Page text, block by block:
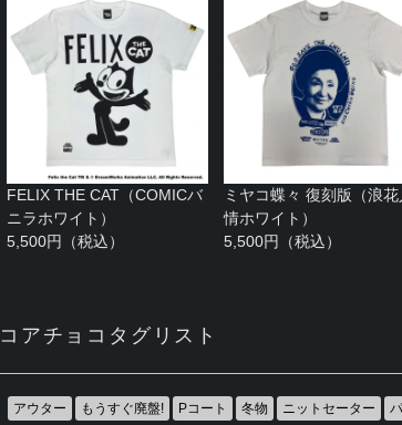
FELIX THE CAT（COMICバ
ニラホワイト）
5,500円（税込）
ミヤコ蝶々 復刻版（浪花
情ホワイト）
5,500円（税込）
コアチョコタグリスト
アウター もうすぐ廃盤! Pコート 冬物 ニットセーター